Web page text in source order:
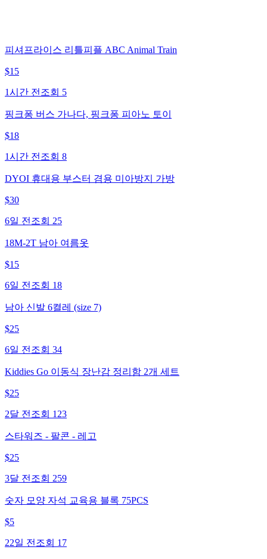
피셔프라이스 리틀피플 ABC Animal Train
$15
1시간 전 조회 5
핑크퐁 버스 가나다, 핑크퐁 피아노 토이
$18
1시간 전 조회 8
DYOI 휴대용 부스터 겸용 미아방지 가방
$30
6일 전 조회 25
18M-2T 남아 여름옷
$15
6일 전 조회 18
남아 신발 6켤레 (size 7)
$25
6일 전 조회 34
Kiddies Go 이동식 장난감 정리함 2개 세트
$25
2달 전 조회 123
스타워즈 - 팔콘 - 레고
$25
3달 전 조회 259
숫자 모양 자석 교육용 블록 75PCS
$5
22일 전 조회 17